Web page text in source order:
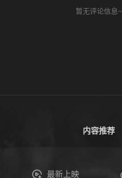
暂无评论信息~
内容推荐
最新上映